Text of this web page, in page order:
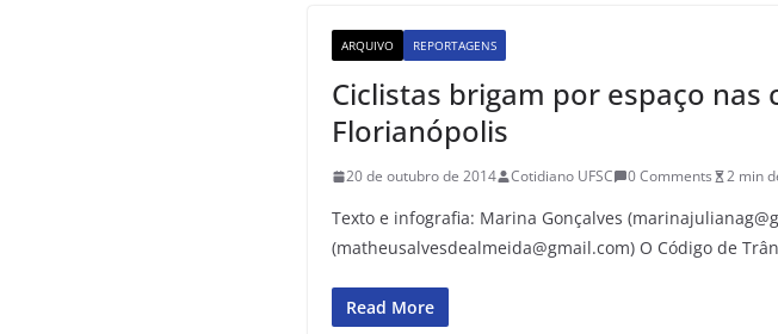
ARQUIVO REPORTAGENS
Ciclistas brigam por espaço nas
Florianópolis
20 de outubro de 2014 Cotidiano UFSC 0 Comments 2 min
Texto e infografia: Marina Gonçalves
(matheusalvesdealmeida@gmail.com) O Código de
Read More